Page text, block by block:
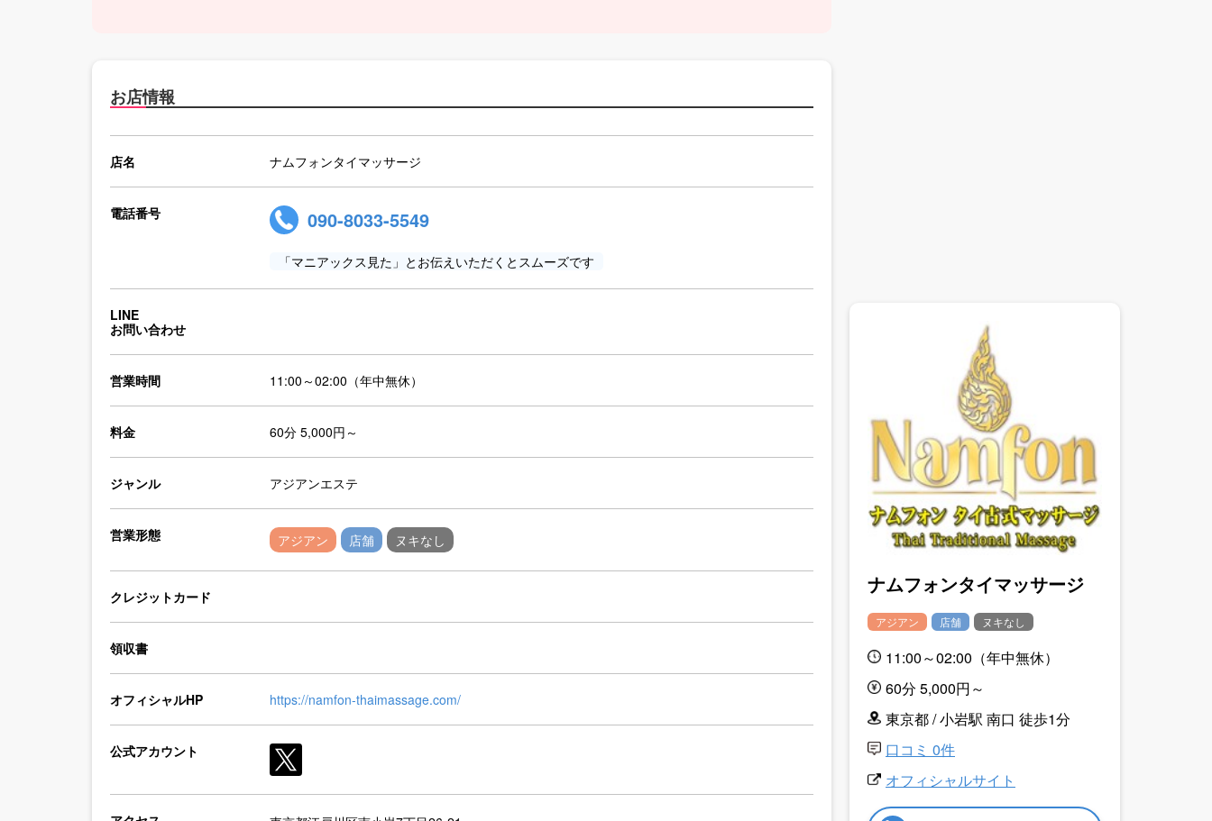
お店情報
店名 ナムフォンタイマッサージ
電話番号 090-8033-5549
「マニアックス見た」とお伝えいただくとスムーズです
LINE
お問い合わせ
営業時間 11:00～02:00（年中無休）
料金 60分 5,000円～
ジャンル アジアンエステ
営業形態 アジアン 店舗 ヌキなし
クレジットカード
領収書
オフィシャルHP https://namfon-thaimassage.com/
公式アカウント
ナムフォンタイマッサージ
アジアン 店舗 ヌキなし
11:00～02:00（年中無休）
60分 5,000円～
東京都 / 小岩駅 南口 徒歩1分
口コミ 0件
オフィシャルサイト